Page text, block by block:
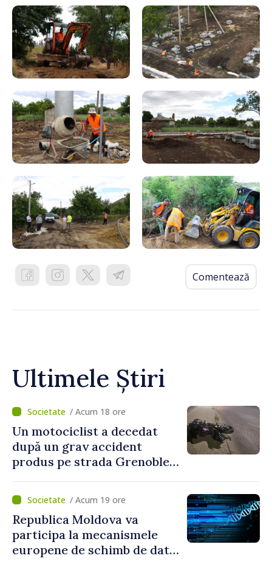
Comentează
Ultimele Știri
/ Acum 18 ore
Un motociclist a decedat
după un grav accident
produs pe strada Grenoble
/ Acum 19 ore
Republica Moldova va
participa la mecanismele
europene de schimb de date